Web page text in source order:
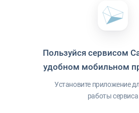
В ленте не обнаружено ни
Пользуйся сервисом
удобном мобильном
Установите приложение
работы сервиса